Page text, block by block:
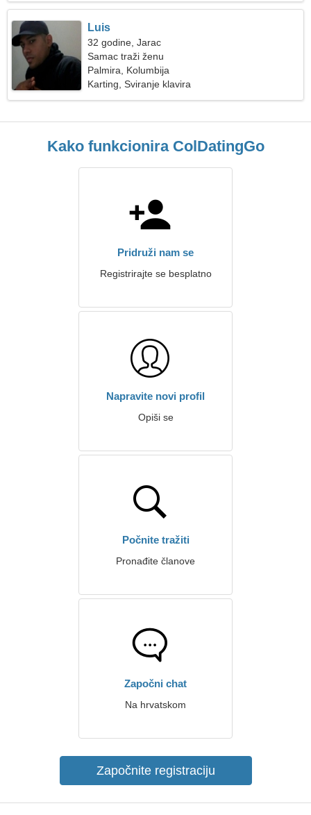
Luis
32 godine, Jarac
Samac traži ženu
Palmira, Kolumbija
Karting, Sviranje klavira
Kako funkcionira ColDatingGo
Pridruži nam se
Registrirajte se besplatno
Napravite novi profil
Opiši se
Počnite tražiti
Pronađite članove
Započni chat
Na hrvatskom
Započnite registraciju